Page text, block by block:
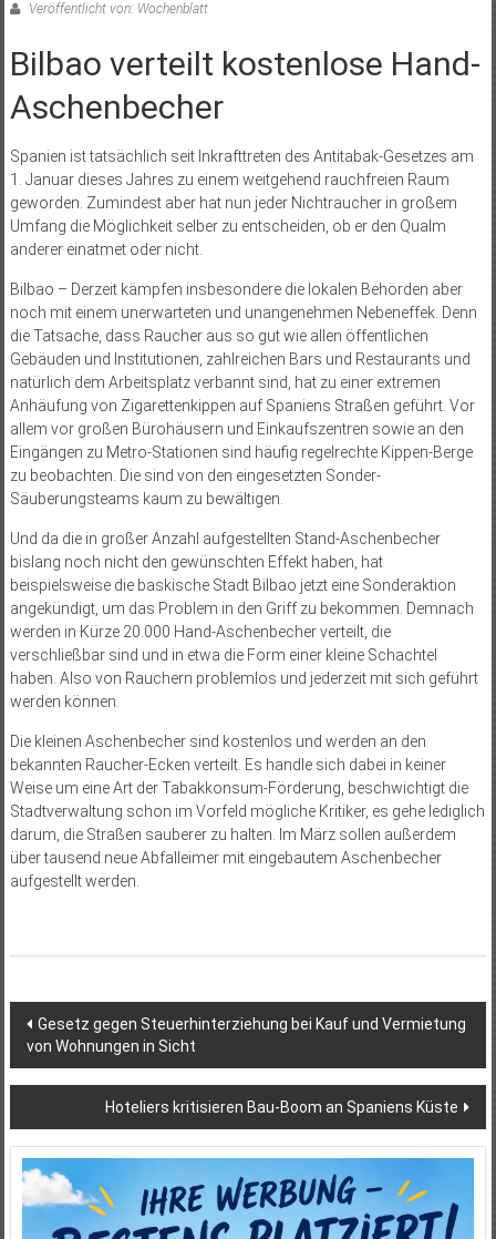
Veröffentlicht von: Wochenblatt
Bilbao verteilt kostenlose Hand-
Aschenbecher
Spanien ist tatsächlich seit Inkrafttreten des Antitabak-Gesetzes am
1. Januar dieses Jahres zu einem weitgehend rauchfreien Raum
geworden. Zumindest aber hat nun jeder Nichtraucher in großem
Umfang die Möglichkeit selber zu entscheiden, ob er den Qualm
anderer einatmet oder nicht.
Bilbao – Derzeit kämpfen insbesondere die lokalen Behörden aber
noch mit einem unerwarteten und unangenehmen Nebeneffek. Denn
die Tatsache, dass Raucher aus so gut wie allen öffentlichen
Gebäuden und Institutionen, zahlreichen Bars und Restaurants und
natürlich dem Arbeitsplatz verbannt sind, hat zu einer extremen
Anhäufung von Zigarettenkippen auf Spaniens Straßen geführt. Vor
allem vor großen Bürohäusern und Einkaufszentren sowie an den
Eingängen zu Metro-Stationen sind häufig regelrechte Kippen-Berge
zu beobachten. Die sind von den eingesetzten Sonder-
Säuberungsteams kaum zu bewältigen.
Und da die in großer Anzahl aufgestellten Stand-Aschenbecher
bislang noch nicht den gewünschten Effekt haben, hat
beispielsweise die baskische Stadt Bilbao jetzt eine Sonderaktion
angekündigt, um das Problem in den Griff zu bekommen. Demnach
werden in Kürze 20.000 Hand-Aschenbecher verteilt, die
verschließbar sind und in etwa die Form einer kleine Schachtel
haben. Also von Rauchern problemlos und jederzeit mit sich geführt
werden können.
Die kleinen Aschenbecher sind kostenlos und werden an den
bekannten Raucher-Ecken verteilt. Es handle sich dabei in keiner
Weise um eine Art der Tabakkonsum-Förderung, beschwichtigt die
Stadtverwaltung schon im Vorfeld mögliche Kritiker, es gehe lediglich
darum, die Straßen sauberer zu halten. Im März sollen außerdem
über tausend neue Abfalleimer mit eingebautem Aschenbecher
aufgestellt werden.
Beitragsnavigation
Gesetz gegen Steuerhinterziehung bei Kauf und Vermietung
von Wohnungen in Sicht
Hoteliers kritisieren Bau-Boom an Spaniens Küste